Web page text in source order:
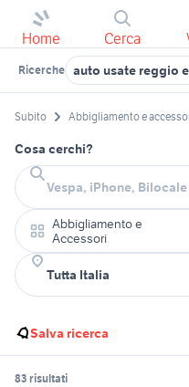
Home Cerca
Ricerche auto usate reggio
Subito Abbigliamento e
Cosa cerchi?
Abbigliamento e
Accessori
Salva ricerca
83 risultati